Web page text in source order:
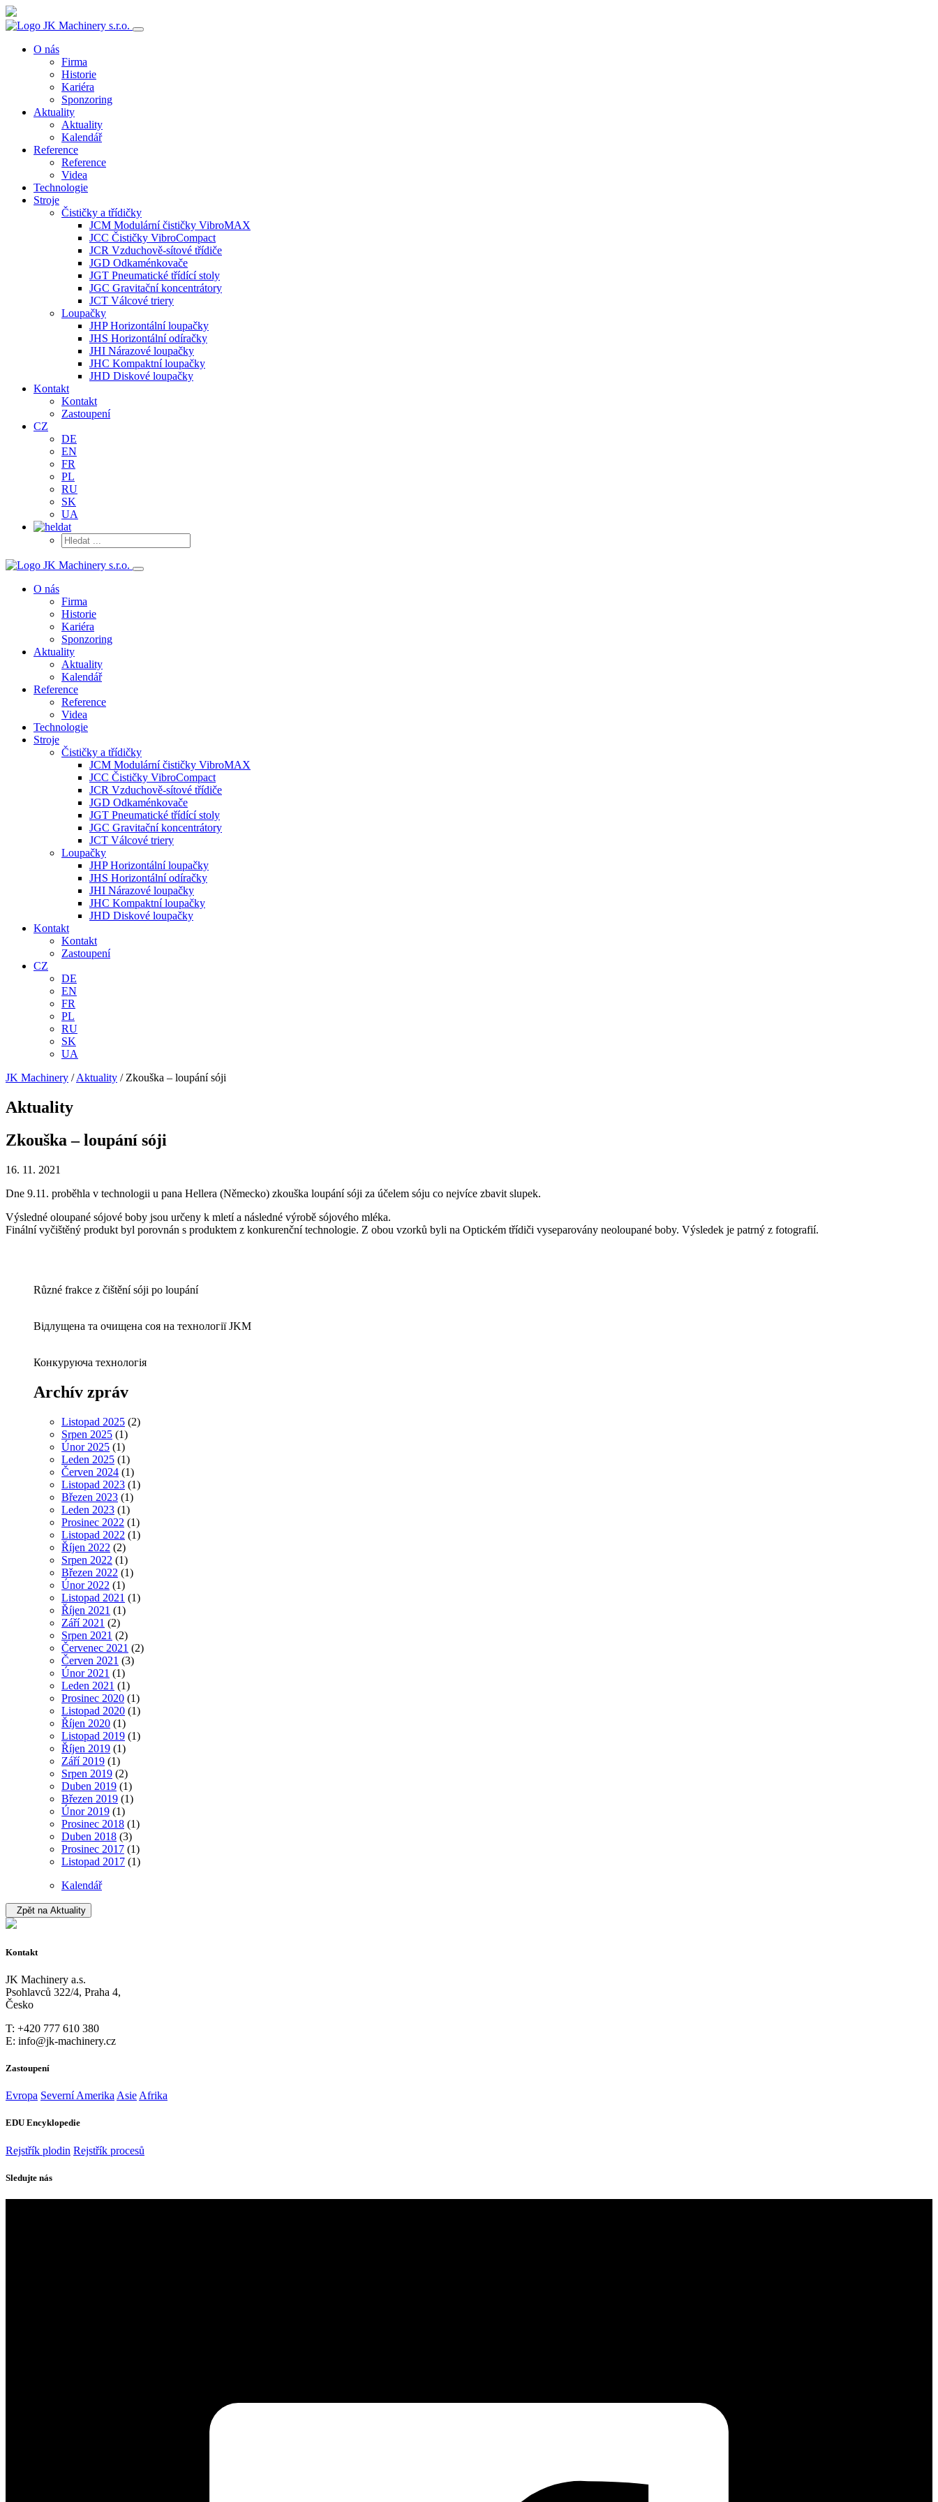
O nás
Firma
Historie
Kariéra
Sponzoring
Aktuality
Aktuality
Kalendář
Reference
Reference
Videa
Technologie
Stroje
Čističky a třídičky
JCM Modulární čističky VibroMAX
JCC Čističky VibroCompact
JCR Vzduchově-sítové třídiče
JGD Odkaménkovače
JGT Pneumatické třídící stoly
JGC Gravitační koncentrátory
JCT Válcové triery
Loupačky
JHP Horizontální loupačky
JHS Horizontální odíračky
JHI Nárazové loupačky
JHC Kompaktní loupačky
JHD Diskové loupačky
Kontakt
Kontakt
Zastoupení
CZ
DE
EN
FR
PL
RU
SK
UA
O nás
Firma
Historie
Kariéra
Sponzoring
Aktuality
Aktuality
Kalendář
Reference
Reference
Videa
Technologie
Stroje
Čističky a třídičky
JCM Modulární čističky VibroMAX
JCC Čističky VibroCompact
JCR Vzduchově-sítové třídiče
JGD Odkaménkovače
JGT Pneumatické třídící stoly
JGC Gravitační koncentrátory
JCT Válcové triery
Loupačky
JHP Horizontální loupačky
JHS Horizontální odíračky
JHI Nárazové loupačky
JHC Kompaktní loupačky
JHD Diskové loupačky
Kontakt
Kontakt
Zastoupení
CZ
DE
EN
FR
PL
RU
SK
UA
JK Machinery /Aktuality / Zkouška – loupání sóji
Aktuality
Zkouška – loupání sóji
16. 11. 2021
Dne 9.11. proběhla v technologii u pana Hellera (Německo) zkouška loupání sóji za účelem sóju co nejvíce zbavit slupek.
Výsledné oloupané sójové boby jsou určeny k mletí a následné výrobě sójového mléka.
Finální vyčištěný produkt byl porovnán s produktem z konkurenční technologie. Z obou vzorků byli na Optickém třídiči vyseparovány neoloupané boby. Výsledek je patrný z fotografií.
Různé frakce z čištění sóji po loupání
Відлущена та очищена соя на технології JKM
Конкуруюча технологія
Archív zpráv
Listopad 2025 (2)
Srpen 2025 (1)
Únor 2025 (1)
Leden 2025 (1)
Červen 2024 (1)
Listopad 2023 (1)
Březen 2023 (1)
Leden 2023 (1)
Prosinec 2022 (1)
Listopad 2022 (1)
Říjen 2022 (2)
Srpen 2022 (1)
Březen 2022 (1)
Únor 2022 (1)
Listopad 2021 (1)
Říjen 2021 (1)
Září 2021 (2)
Srpen 2021 (2)
Červenec 2021 (2)
Červen 2021 (3)
Únor 2021 (1)
Leden 2021 (1)
Prosinec 2020 (1)
Listopad 2020 (1)
Říjen 2020 (1)
Listopad 2019 (1)
Říjen 2019 (1)
Září 2019 (1)
Srpen 2019 (2)
Duben 2019 (1)
Březen 2019 (1)
Únor 2019 (1)
Prosinec 2018 (1)
Duben 2018 (3)
Prosinec 2017 (1)
Listopad 2017 (1)
Kalendář
Zpět na Aktuality
Kontakt
JK Machinery a.s.
Psohlavců 322/4, Praha 4,
Česko
T: +420 777 610 380
E: info@jk-machinery.cz
Zastoupení
Evropa Severní Amerika Asie Afrika
EDU Encyklopedie
Rejstřík plodin Rejstřík procesů
Sledujte nás